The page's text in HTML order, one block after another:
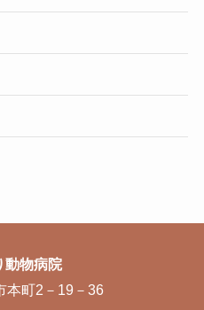
動物病院
本町2－19－36